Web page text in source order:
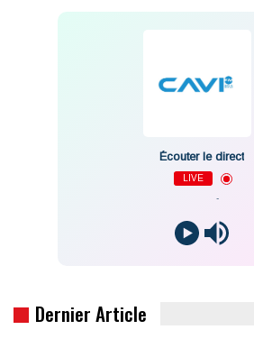
Écouter le direct
LIVE
Dernier Article